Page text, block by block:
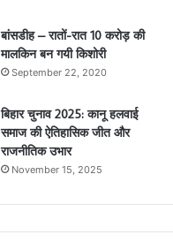
बांसडीह – रातों-रात 10 करोड़ की
मालकिन बन गयी किशोरी
September 22, 2020
बिहार चुनाव 2025: कानू हलवाई
समाज की ऐतिहासिक जीत और
राजनीतिक उभार
November 15, 2025